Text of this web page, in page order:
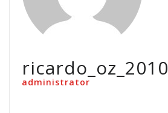
ricardo_oz_2010
administrator